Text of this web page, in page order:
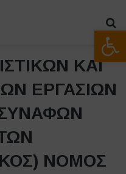
ΚΑΙ
ΕΡΓΑΣΙΩΝ
ΝΟΜΟΣ